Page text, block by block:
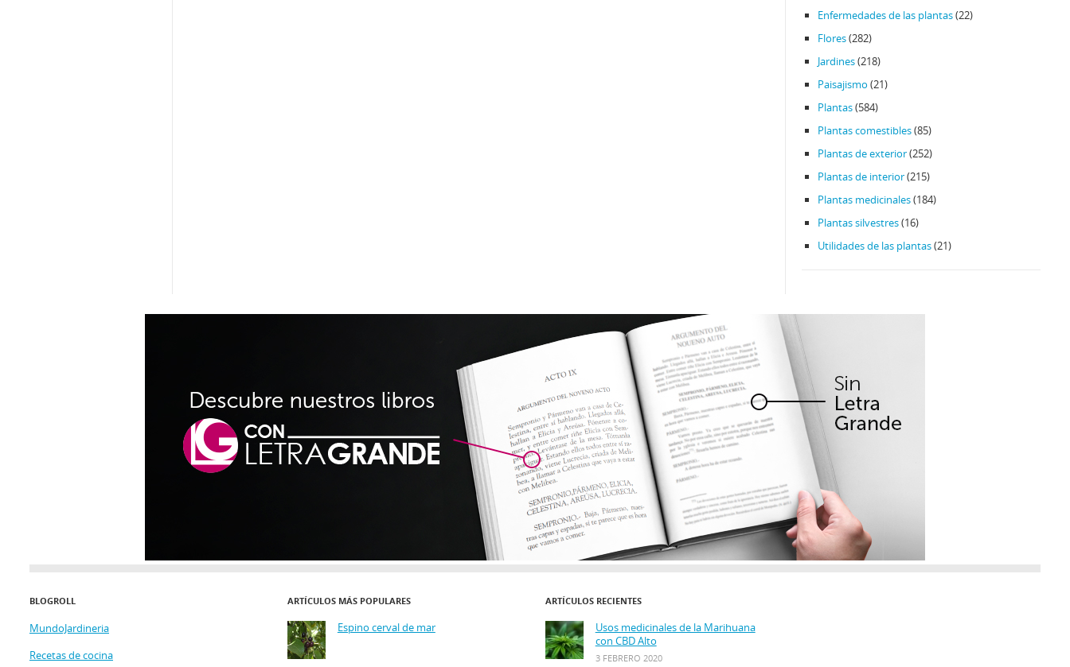
Enfermedades de las plantas(22)
Flores(282)
Jardines(218)
Paisajismo (21)
Plantas(584)
Plantas comestibles(85)
Plantas de exterior(252)
Plantas de interior(215)
Plantas medicinales(184)
Plantas silvestres(16)
Utilidades de las plantas(21)
BLOGROLL
MundoJardineria
Recetas de cocina
ARTÍCULOS MÁS POPULARES
Espino cerval de mar
ARTÍCULOS RECIENTES
Usos medicinales de la Marihuana
con CBD Alto
3 FEBRERO 2020